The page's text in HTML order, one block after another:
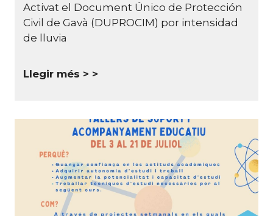
Activat el Document Único de Protección
Civil de Gavà (DUPROCIM) por intensidad
de lluvia
Llegir més >